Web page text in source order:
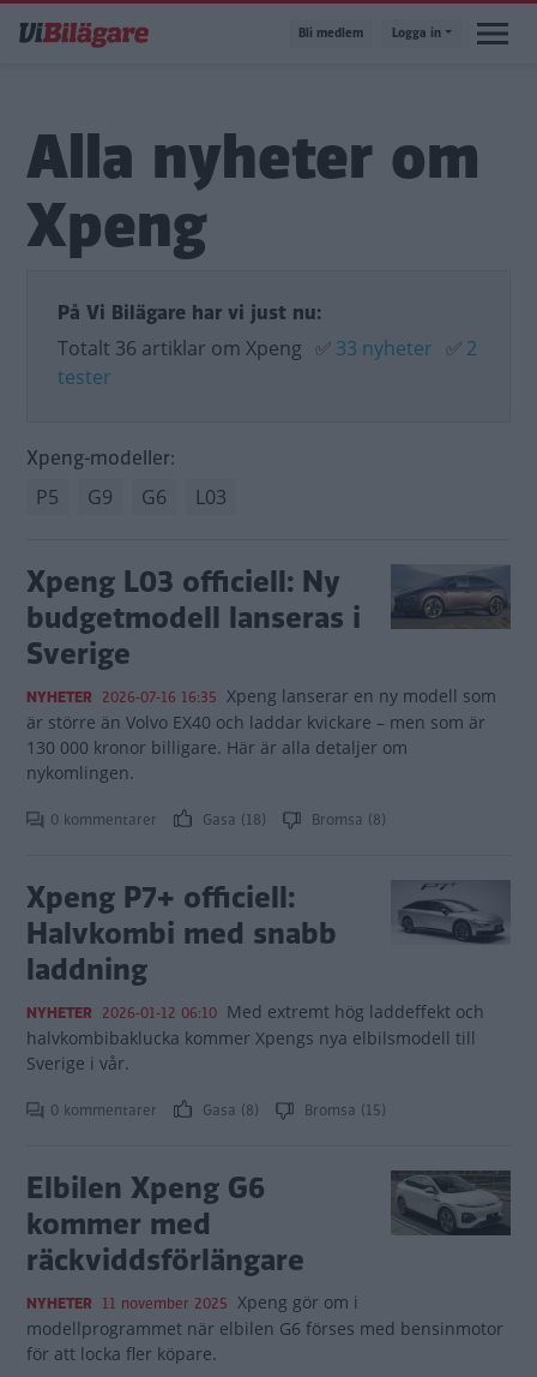
till
Bli medlem Logga in
Alla nyheter om
Xpeng
På Vi Bilägare har vi just nu:
Totalt 36 artiklar om Xpeng ✅ 33 nyheter ✅ 2
tester
Xpeng-modeller:
P5 G9 G6 L03
Xpeng L03 officiell: Ny
budgetmodell lanseras i
Sverige
NYHETER 2026-07-16 16:35 Xpeng lanserar en ny modell som
är större än Volvo EX40 och laddar kvickare – men som är
130 000 kronor billigare. Här är alla detaljer om
nykomlingen.
0 kommentarer Gasa (18) Bromsa (8)
Xpeng P7+ officiell:
Halvkombi med snabb
laddning
NYHETER 2026-01-12 06:10 Med extremt hög laddeffekt och
halvkombibaklucka kommer Xpengs nya elbilsmodell till
Sverige i vår.
0 kommentarer Gasa (8) Bromsa (15)
Elbilen Xpeng G6
kommer med
räckviddsförlängare
NYHETER 11 november 2025 Xpeng gör om i
modellprogrammet när elbilen G6 förses med bensinmotor
för att locka fler köpare.